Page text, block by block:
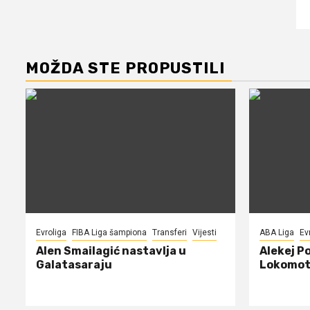
MOŽDA STE PROPUSTILI
Evroliga FIBA Liga šampiona Transferi Vijesti
Alen Smailagić nastavlja u
Galatasaraju
ABA Liga
Alekej